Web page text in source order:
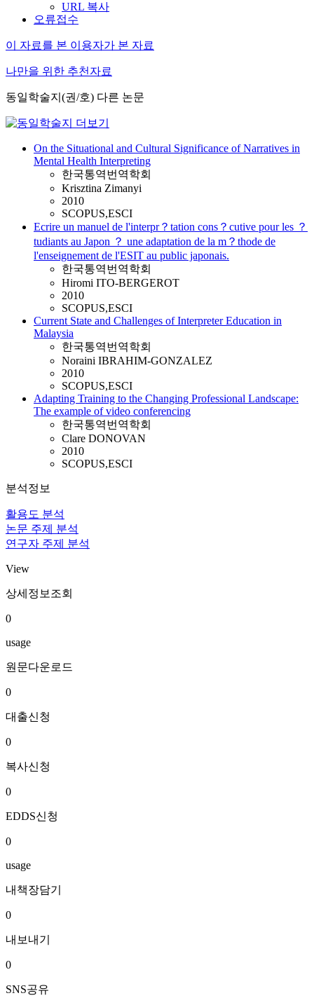
URL 복사
오류접수
이 자료를 본 이용자가 본 자료
나만을 위한 추천자료
동일학술지(권/호) 다른 논문
On the Situational and Cultural Significance of Narratives in
Mental Health Interpreting
한국통역번역학회
Krisztina Zimanyi
2010
SCOPUS,ESCI
Ecrire un manuel de l'interpr？tation cons？cutive pour les ？
tudiants au Japon ？ une adaptation de la m？thode de
l'enseignement de l'ESIT au public japonais.
한국통역번역학회
Hiromi ITO-BERGEROT
2010
SCOPUS,ESCI
Current State and Challenges of Interpreter Education in
Malaysia
한국통역번역학회
Noraini IBRAHIM-GONZALEZ
2010
SCOPUS,ESCI
Adapting Training to the Changing Professional Landscape:
The example of video conferencing
한국통역번역학회
Clare DONOVAN
2010
SCOPUS,ESCI
분석정보
활용도 분석
논문 주제 분석
연구자 주제 분석
View
상세정보조회
0
usage
원문다운로드
0
대출신청
0
복사신청
0
EDDS신청
0
usage
내책장담기
0
내보내기
0
SNS공유